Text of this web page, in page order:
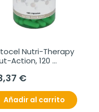
Nutri-Therapy
Action, 120
€
Añadir al carrito